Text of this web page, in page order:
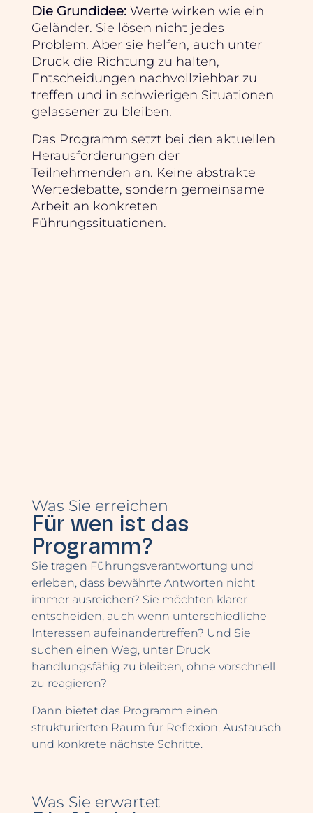
Die Grundidee:Werte wirken wie ein
Geländer. Sie lösen nicht jedes
Problem. Aber sie helfen, auch unter
Druck die Richtung zu halten,
Entscheidungen nachvollziehbar zu
treffen und in schwierigen Situationen
gelassener zu bleiben.
Das Programm setzt bei den aktuellen
Herausforderungen der
Teilnehmenden an. Keine abstrakte
Wertedebatte, sondern gemeinsame
Arbeit an konkreten
Führungssituationen.
Was Sie erreichen
Für wen ist das
Programm?
Sie tragen Führungsverantwortung und
erleben, dass bewährte Antworten nicht
immer ausreichen? Sie möchten klarer
entscheiden, auch wenn unterschiedliche
Interessen aufeinandertreffen? Und Sie
suchen einen Weg, unter Druck
handlungsfähig zu bleiben, ohne vorschnell
zu reagieren?
Dann bietet das Programm einen
strukturierten Raum für Reflexion, Austausch
und konkrete nächste Schritte.
Was Sie erwartet